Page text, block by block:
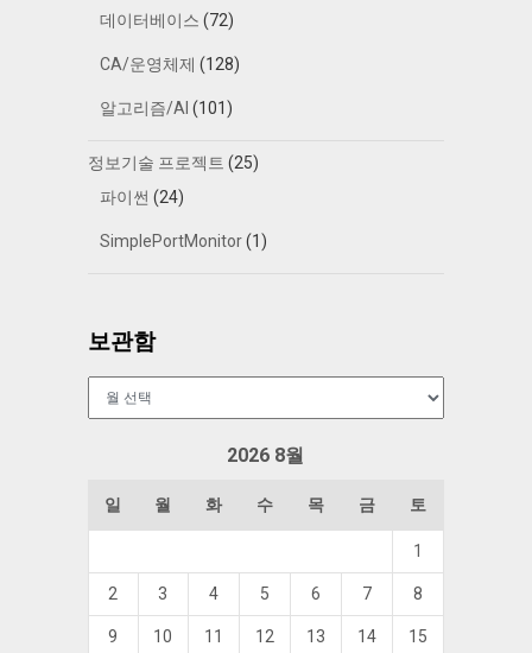
데이터베이스 (72)
CA/운영체제 (128)
알고리즘/AI (101)
정보기술 프로젝트 (25)
파이썬 (24)
SimplePortMonitor(1)
보관함
2026 8월
일 월 화 수 목 금 토
1
2 3 4 5 6 7 8
9 10 11 12 13 14 15